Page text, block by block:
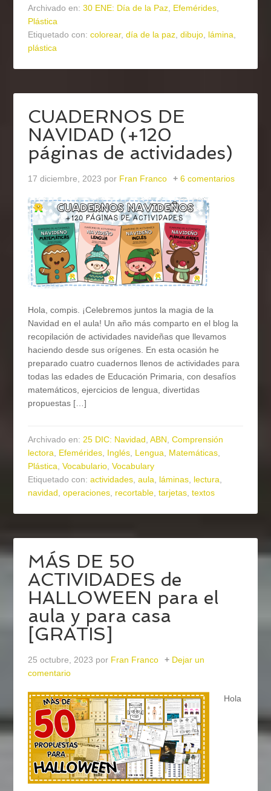
Archivado en:30 ENE: Día de la Paz, Efemérides,
Plástica
Etiquetado con:colorear,día de la paz,dibujo, lámina,
plástica
CUADERNOS DE
NAVIDAD (+120
páginas de actividades)
17 diciembre, 2023 por Fran Franco 6 comentarios
Hola, compis. ¡Celebremos juntos la magia de la
Navidad en el aula! Un año más comparto en el blog la
recopilación de actividades navideñas que llevamos
haciendo desde sus orígenes. En esta ocasión he
preparado cuatro cuadernos llenos de actividades para
todas las edades de Educación Primaria, con desafíos
matemáticos, ejercicios de lengua, divertidas
propuestas […]
Archivado en:25 DIC: Navidad,ABN,Comprensión
lectora, Efemérides, Inglés, Lengua, Matemáticas,
Plástica,Vocabulario,Vocabulary
Etiquetado con:actividades,aula, láminas, lectura,
navidad,operaciones, recortable,tarjetas,textos
MÁS DE 50
ACTIVIDADES de
HALLOWEEN para el
aula y para casa
[GRATIS]
25 octubre, 2023 por Fran Franco
Dejar un
comentario
Hola